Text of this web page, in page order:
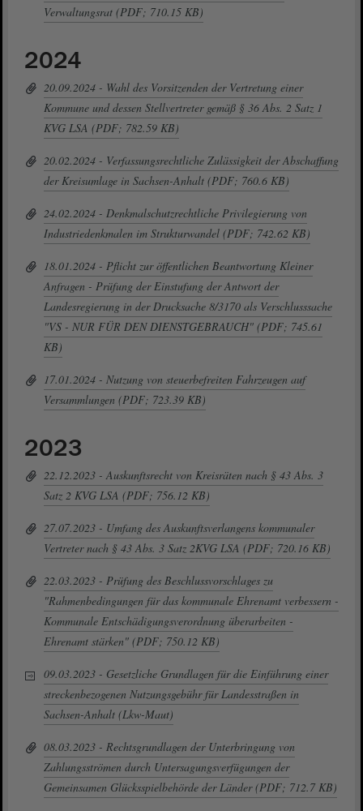
Verwaltungsrat (PDF; 710.15 KB)
2024
20.09.2024 - Wahl des Vorsitzenden der Vertretung einer
Kommune und dessen Stellvertreter gemäß § 36 Abs. 2 Satz 1
KVG LSA (PDF; 782.59 KB)
20.02.2024 - Verfassungsrechtliche Zulässigkeit der Abschaffung
der Kreisumlage in Sachsen-Anhalt (PDF; 760.6 KB)
24.02.2024 - Denkmalschutzrechtliche Privilegierung von
Industriedenkmalen im Strukturwandel (PDF; 742.62 KB)
18.01.2024 - Pflicht zur öffentlichen Beantwortung Kleiner
Anfragen - Prüfung der Einstufung der Antwort der
Landesregierung in der Drucksache 8/3170 als Verschlusssache
"VS - NUR FÜR DEN DIENSTGEBRAUCH" (PDF; 745.61
KB)
17.01.2024 - Nutzung von steuerbefreiten Fahrzeugen auf
Versammlungen (PDF; 723.39 KB)
2023
22.12.2023 - Auskunftsrecht von Kreisräten nach § 43 Abs. 3
Satz 2 KVG LSA (PDF; 756.12 KB)
27.07.2023 - Umfang des Auskunftsverlangens kommunaler
Vertreter nach § 43 Abs. 3 Satz 2KVG LSA (PDF; 720.16 KB)
22.03.2023 - Prüfung des Beschlussvorschlages zu
"Rahmenbedingungen für das kommunale Ehrenamt verbessern -
Kommunale Entschädigungsverordnung überarbeiten -
Ehrenamt stärken" (PDF; 750.12 KB)
09.03.2023 - Gesetzliche Grundlagen für die Einführung einer
streckenbezogenen Nutzungsgebühr für Landesstraßen in
Sachsen-Anhalt (Lkw-Maut)
08.03.2023 - Rechtsgrundlagen der Unterbringung von
Zahlungsströmen durch Untersagungsverfügungen der
Gemeinsamen Glücksspielbehörde der Länder (PDF; 712.7 KB)